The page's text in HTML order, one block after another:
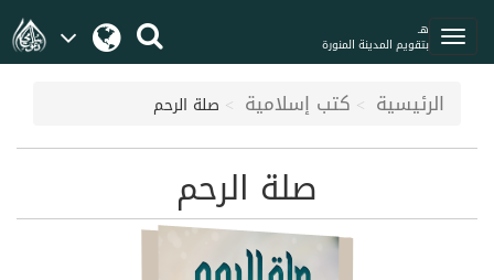
هـ
بتقويم المدينة المنورة
الرئيسية كتب إسلامية صلة الرحم
صلة الرحم